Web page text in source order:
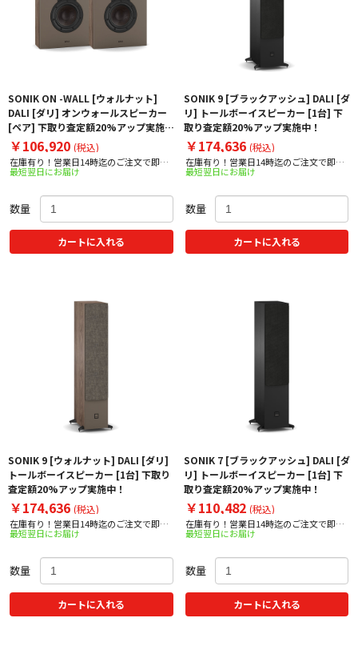
SONIK ON -WALL [ウォルナット]
DALI [ダリ] オンウォールスピーカー
[ペア] 下取り査定額20%アップ実施
中！
￥106,920 (税込)
在庫有り！営業日14時迄のご注文で即日
出荷！
最短翌日にお届け
数量
カートに入れる
SONIK 9 [ブラックアッシュ] DALI [ダ
リ] トールボーイスピーカー [1台] 下
取り査定額20%アップ実施中！
￥174,636 (税込)
在庫有り！営業日14時迄のご注文で即日
出荷！
最短翌日にお届け
数量
カートに入れる
SONIK 9 [ウォルナット] DALI [ダリ]
トールボーイスピーカー [1台] 下取り
査定額20%アップ実施中！
￥174,636 (税込)
在庫有り！営業日14時迄のご注文で即日
出荷！
最短翌日にお届け
数量
カートに入れる
SONIK 7 [ブラックアッシュ] DALI [ダ
リ] トールボーイスピーカー [1台] 下
取り査定額20%アップ実施中！
￥110,482 (税込)
在庫有り！営業日14時迄のご注文で即日
出荷！
最短翌日にお届け
数量
カートに入れる